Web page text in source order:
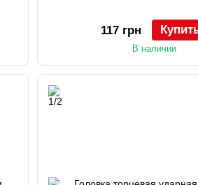
117 грн
В наличии